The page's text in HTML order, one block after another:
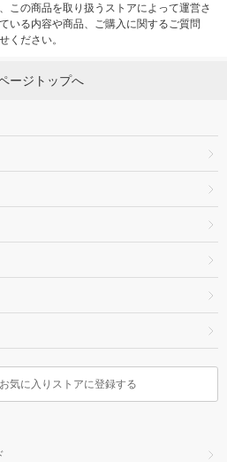
この商品を取り扱うストアによって運営さ
いる内容や商品、ご購入に関するご質問
ください。
ージトップへ
気に入りストアに登録する